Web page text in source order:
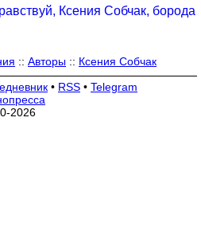
Ксения Собчак, борода
:: Авторы :: Ксения Собчак
• RSS • Telegram
2026